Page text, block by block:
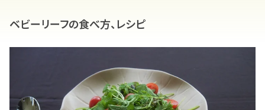
ベビーリーフの食べ方、レシピ